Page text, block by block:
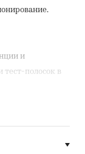
и
полосок в